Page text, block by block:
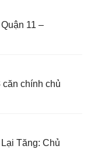
11 –
căn chính chủ
Tăng: Chủ